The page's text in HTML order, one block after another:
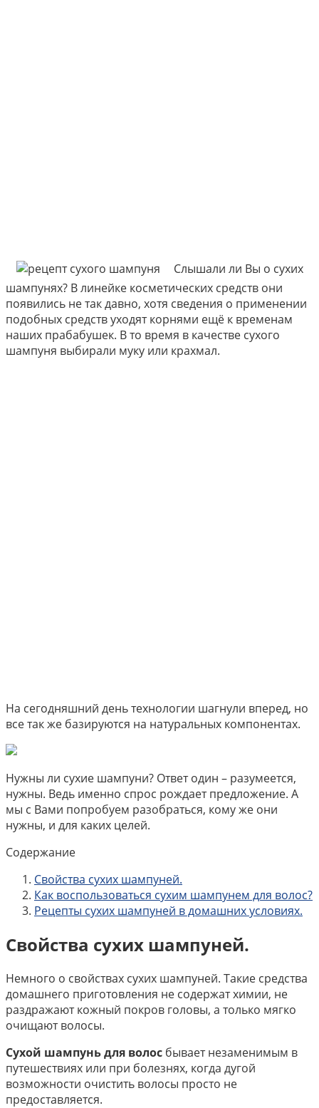
Слышали ли Вы о сухих
шампунях? В линейке косметических средств они
появились не так давно, хотя сведения о применении
подобных средств уходят корнями ещё к временам
наших прабабушек. В то время в качестве сухого
шампуня выбирали муку или крахмал.
На сегодняшний день технологии шагнули вперед, но
все так же базируются на натуральных компонентах.
Нужны ли сухие шампуни? Ответ один – разумеется,
нужны. Ведь именно спрос рождает предложение. А
мы с Вами попробуем разобраться, кому же они
нужны, и для каких целей.
Содержание
Свойства сухих шампуней.
Как воспользоваться сухим шампунем для волос?
Рецепты сухих шампуней в домашних условиях.
Свойства сухих шампуней.
Немного о свойствах сухих шампуней. Такие средства
домашнего приготовления не содержат химии, не
раздражают кожный покров головы, а только мягко
очищают волосы.
Сухой шампунь для волос бывает незаменимым в
путешествиях или при болезнях, когда дугой
возможности очистить волосы просто не
предоставляется.